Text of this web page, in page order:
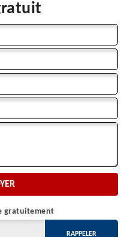
gratuitement